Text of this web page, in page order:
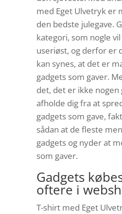
med Eget Ulvetryk er
den bedste julegave.
kategori, som nogle
useriøst, og derfor er
kan synes, at det er
gadgets som gaver.
det, det er ikke nogen
afholde dig fra at
gadgets som gave,
sådan at de fleste
gadgets og nyder at
som gaver.
Gadgets
oftere i
T-shirt med Eget